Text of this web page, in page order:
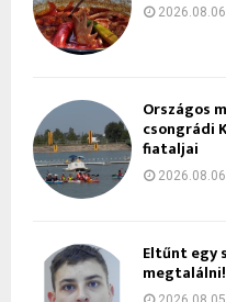
Országos
csongrádi
fiataljai
Eltűnt egy
megtalálni!